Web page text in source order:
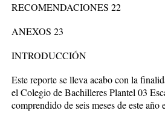
RECOMENDACIONES 22
ANEXOS 23
INTRODUCCIÓN
Este reporte se lleva acabo con la
el Colegio de Bachilleres Plantel 03
comprendido de seis meses de este año